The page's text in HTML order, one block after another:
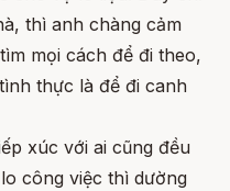
thì anh chàng cảm
mọi cách để đi theo,
thực là để đi canh
xúc với ai cũng đều
công việc thì dường